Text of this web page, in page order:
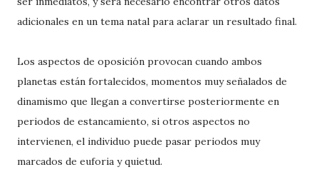
adicionales en un tema natal para aclarar un resultado final.
Los aspectos de oposición provocan cuando ambos
planetas están fortalecidos, momentos muy señalados de
dinamismo que llegan a convertirse posteriormente en
periodos de estancamiento, si otros aspectos no
intervienen, el individuo puede pasar periodos muy
marcados de euforia y quietud.